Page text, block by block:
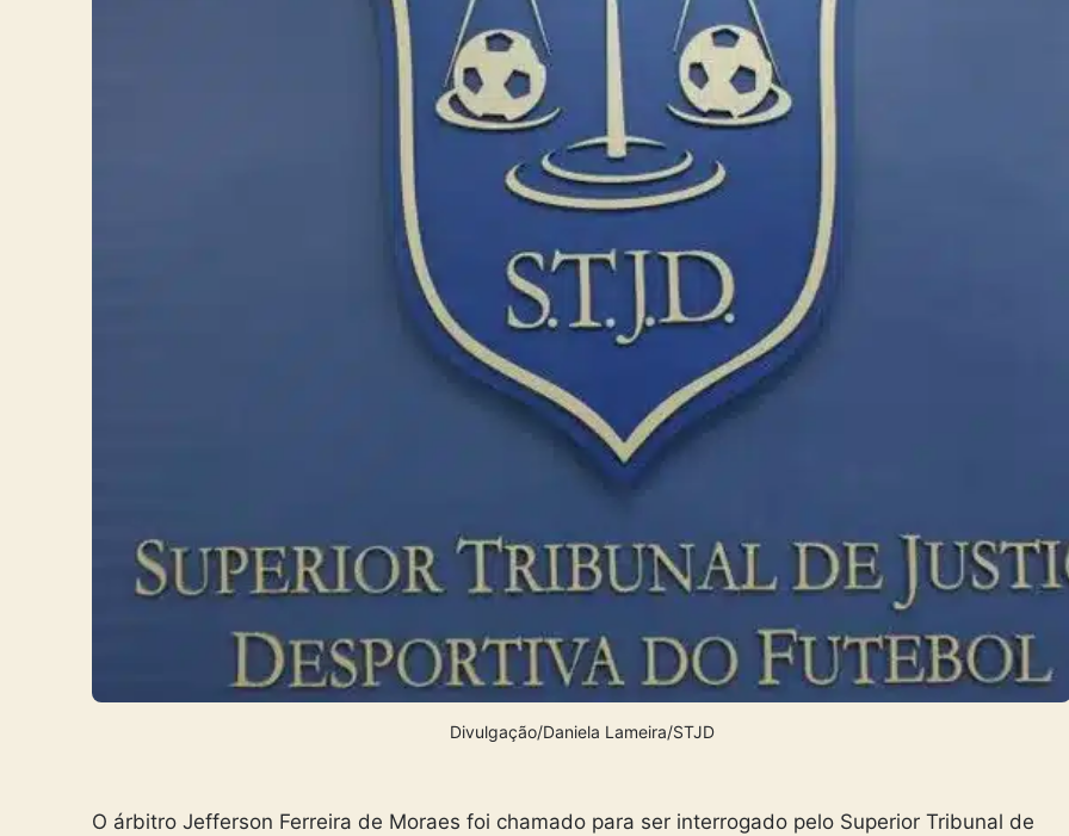
Divulgação/Daniela Lameira/STJD
O árbitro Jefferson Ferreira de Moraes foi chamado para ser interrogado pelo Superior Tribunal de